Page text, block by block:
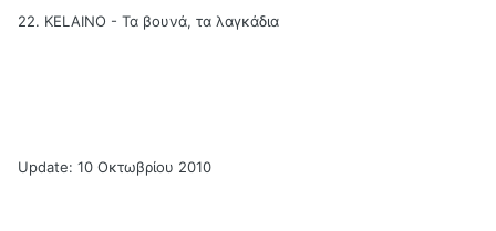
22. KELAINO - Τα βουνά, τα λαγκάδια
Update: 10 Οκτωβρίου 2010